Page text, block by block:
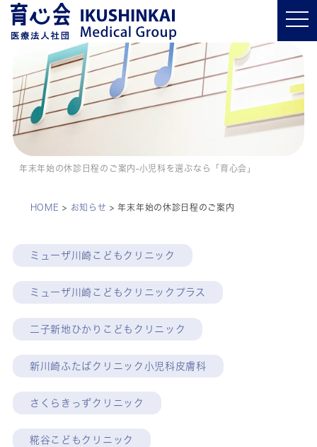
t
o
l
n
a
v
i
年末年始の休診日程のご案内-小児科を選ぶなら「育心会」
HOME > お知らせ >年末年始の休診日程のご案内
ミューザ川崎こどもクリニック
ミューザ川崎こどもクリニックプラス
二子新地ひかりこどもクリニック
新川崎ふたばクリニック小児科皮膚科
さくらきっずクリニック
糀谷こどもクリニック